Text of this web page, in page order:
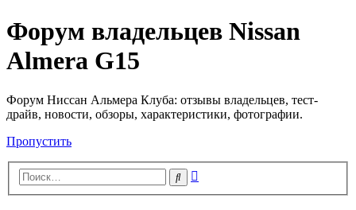
Форум владельцев Nissan
Almera G15
Форум Ниссан Альмера Клуба: отзывы владельцев, тест-
драйв, новости, обзоры, характеристики, фотографии.
Пропустить
Поиск